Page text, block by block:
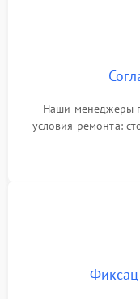
Наши менеджеры
условия ремонта: